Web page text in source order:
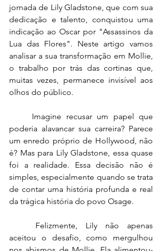
jornada de Lily Gladstone, que com sua
dedicação e talento, conquistou uma
indicação ao Oscar por "Assassinos da
Lua das Flores". Neste artigo vamos
analisar a sua transformação em Mollie,
o trabalho por trás das cortinas que,
muitas vezes, permanece invisível aos
olhos do público.
Imagine recusar um papel que
poderia alavancar sua carreira? Parece
um enredo próprio de Hollywood, não
é? Mas para Lily Gladstone, essa quase
foi a realidade. Essa decisão não é
simples, especialmente quando se trata
de contar uma história profunda e real
da trágica história do povo Osage.
Felizmente, Lily não apenas
aceitou o desafio, como mergulhou